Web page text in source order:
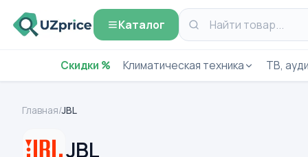
Каталог
Скидки % Климатическая техника ТВ,
Главная/JBL
JBL